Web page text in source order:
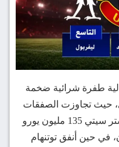
طفرة شرائية ضخمة
حيث تجاوزت الصفقات
الأرقام القياسية بعدما دفع مانشستر سيتي 135 مليون يورو
حين أنفق توتنهام